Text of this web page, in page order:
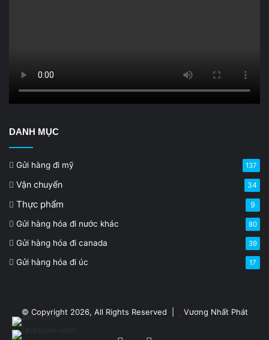
DANH MỤC
Gửi hàng đi mỹ 137
Vận chuyển 34
Thực phẩm 9
Gửi hàng hóa đi nước khác 80
Gửi hàng hóa đi canada 39
Gửi hàng hóa đi úc 17
© Copyright 2026, All Rights Reserved | Vương Nhất Phát